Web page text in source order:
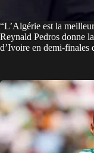
“L’Algérie est la
Reynald Pedros donne
d’Ivoire en demi-